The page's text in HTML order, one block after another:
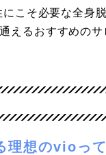
こそ必要な全身
えるおすすめの
理想のvioっ